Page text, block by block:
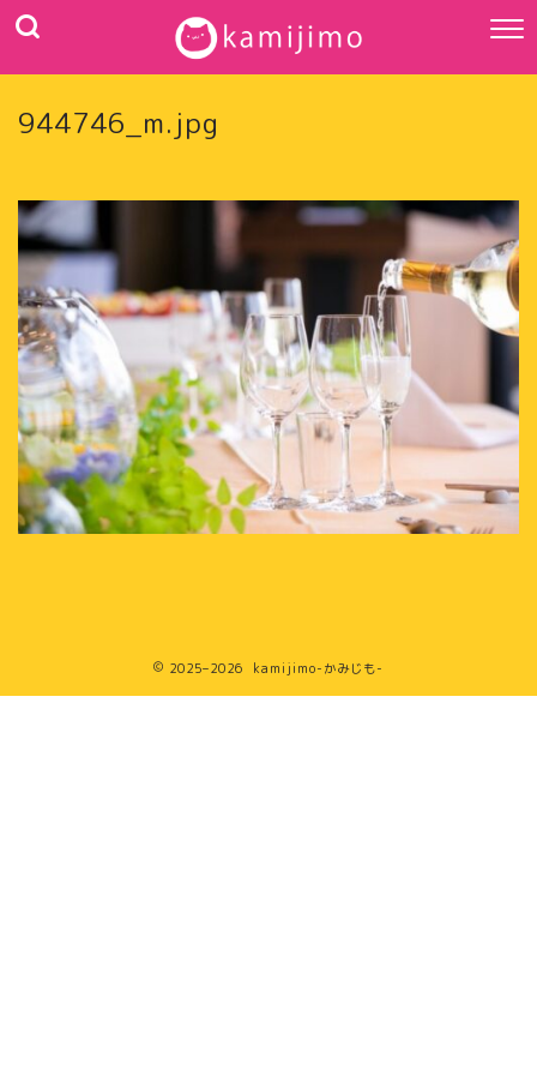
944746_m.jpg
2025–2026 kamijimo-かみじも-